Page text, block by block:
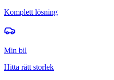
Komplett lösning
Min bil
Hitta rätt storlek